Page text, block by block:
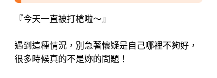
『今天一直被打槍啦～』
遇到這種情況，別急著懷疑是自己哪裡不夠好，
很多時候真的不是妳的問題！